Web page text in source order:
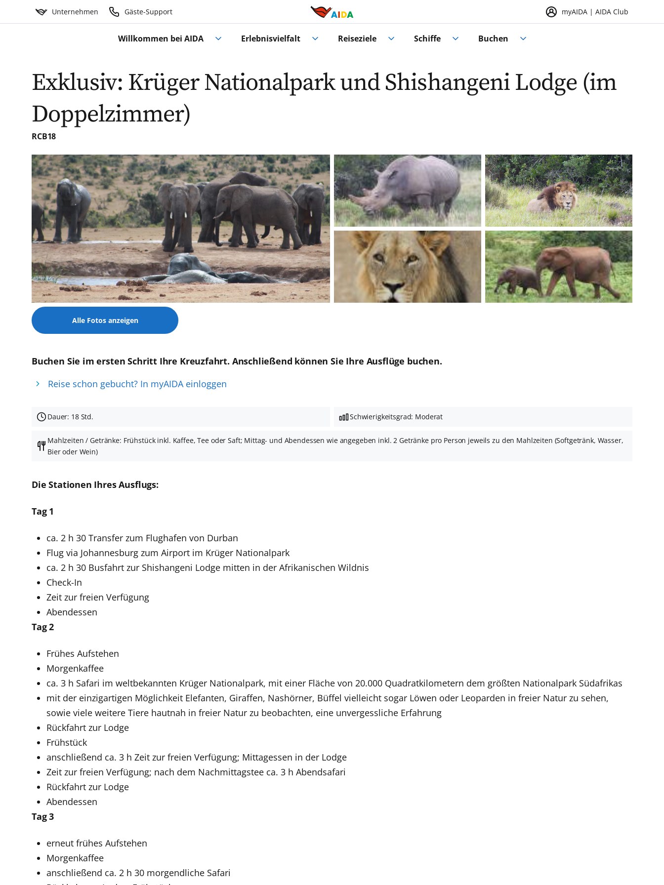
Unternehmen Gäste-Support myAIDA | AIDA Club
Willkommen bei AIDA Erlebnisvielfalt Reiseziele Schiffe Buchen
Exklusiv: Krüger Nationalpark und Shishangeni Lodge (im
Doppelzimmer)
RCB18
Alle Fotos anzeigen
Buchen Sie im ersten Schritt Ihre Kreuzfahrt. Anschließend können Sie Ihre Ausflüge buchen.
Reise schon gebucht? In myAIDA einloggen
Dauer: 18 Std. Schwierigkeitsgrad: Moderat
Mahlzeiten / Getränke: Frühstück inkl. Kaffee, Tee oder Saft; Mittag- und Abendessen wie angegeben inkl. 2 Getränke pro Person jeweils zu den Mahlzeiten (Softgetränk, Wasser,
Bier oder Wein)
Die Stationen Ihres Ausflugs:
Tag 1
ca. 2 h 30 Transfer zum Flughafen von Durban
Flug via Johannesburg zum Airport im Krüger Nationalpark
ca. 2 h 30 Busfahrt zur Shishangeni Lodge mitten in der Afrikanischen Wildnis
Check-In
Zeit zur freien Verfügung
Abendessen
Tag 2
Frühes Aufstehen
Morgenkaffee
ca. 3 h Safari im weltbekannten Krüger Nationalpark, mit einer Fläche von 20.000 Quadratkilometern dem größten Nationalpark Südafrikas
mit der einzigartigen Möglichkeit Elefanten, Giraffen, Nashörner, Büffel vielleicht sogar Löwen oder Leoparden in freier Natur zu sehen,
sowie viele weitere Tiere hautnah in freier Natur zu beobachten, eine unvergessliche Erfahrung
Rückfahrt zur Lodge
Frühstück
anschließend ca. 3 h Zeit zur freien Verfügung; Mittagessen in der Lodge
Zeit zur freien Verfügung; nach dem Nachmittagstee ca. 3 h Abendsafari
Rückfahrt zur Lodge
Abendessen
Tag 3
erneut frühes Aufstehen
Morgenkaffee
anschließend ca. 2 h 30 morgendliche Safari